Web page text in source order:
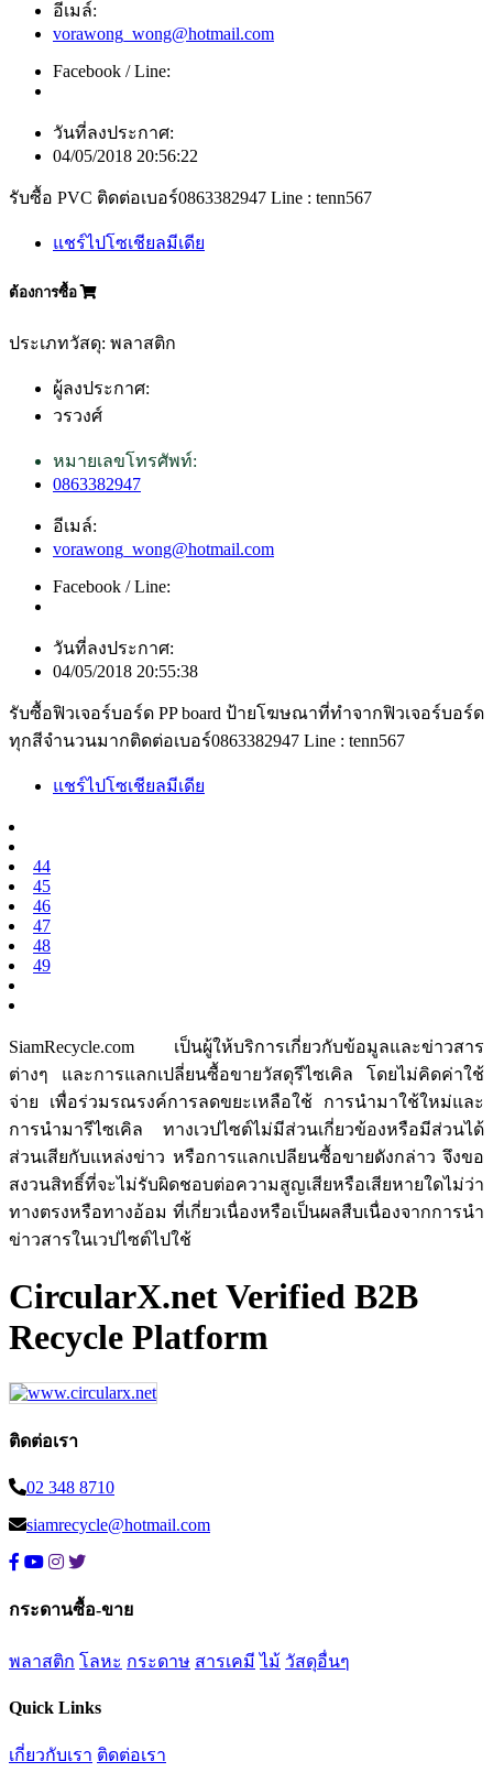
อีเมล์:
vorawong_wong@hotmail.com
Facebook / Line:
วันที่ลงประกาศ:
04/05/2018 20:56:22
รับซื้อ PVC ติดต่อเบอร์0863382947 Line : tenn567
แชร์ไปโซเชียลมีเดีย
ต้องการซื้อ
ประเภทวัสดุ: พลาสติก
ผู้ลงประกาศ:
วรวงศ์
หมายเลขโทรศัพท์:
0863382947
อีเมล์:
vorawong_wong@hotmail.com
Facebook / Line:
วันที่ลงประกาศ:
04/05/2018 20:55:38
รับซื้อฟิวเจอร์บอร์ด PP board ป้ายโฆษณาที่ทำจากฟิวเจอร์บอร์ด
ทุกสีจำนวนมากติดต่อเบอร์0863382947 Line : tenn567
แชร์ไปโซเชียลมีเดีย
44
45
46
47
48
49
SiamRecycle.com เป็นผู้ให้บริการเกี่ยวกับข้อมูลและข่าวสาร
ต่างๆ และการแลกเปลี่ยนซื้อขายวัสดุรีไซเคิล โดยไม่คิดค่าใช้
จ่าย เพื่อร่วมรณรงค์การลดขยะเหลือใช้ การนำมาใช้ใหม่และ
การนำมารีไซเคิล ทางเวปไซต์ไม่มีส่วนเกี่ยวข้องหรือมีส่วนได้
ส่วนเสียกับแหล่งข่าว หรือการแลกเปลียนซื้อขายดังกล่าว จึงขอ
สงวนสิทธิ์ที่จะไม่รับผิดชอบต่อความสูญเสียหรือเสียหายใดไม่ว่า
ทางตรงหรือทางอ้อม ที่เกี่ยวเนื่องหรือเป็นผลสืบเนื่องจากการนำ
ข่าวสารในเวปไซต์ไปใช้
CircularX.net Verified B2B
Recycle Platform
ติดต่อเรา
02 348 8710
siamrecycle@hotmail.com
กระดานซื้อ-ขาย
พลาสติก โลหะ กระดาษ สารเคมี ไม้ วัสดุอื่นๆ
Quick Links
เกี่ยวกับเรา ติดต่อเรา